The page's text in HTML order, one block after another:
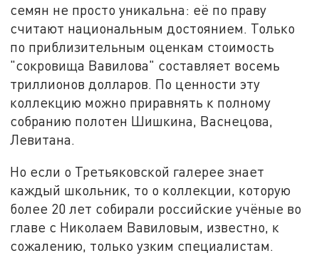
семян не просто уникальна: её по праву
считают национальным достоянием. Только
по приблизительным оценкам стоимость
"сокровища Вавилова" составляет восемь
триллионов долларов. По ценности эту
коллекцию можно приравнять к полному
собранию полотен Шишкина, Васнецова,
Левитана.
Но если о Третьяковской галерее знает
каждый школьник, то о коллекции, которую
более 20 лет собирали российские учёные во
главе с Николаем Вавиловым, известно, к
сожалению, только узким специалистам.